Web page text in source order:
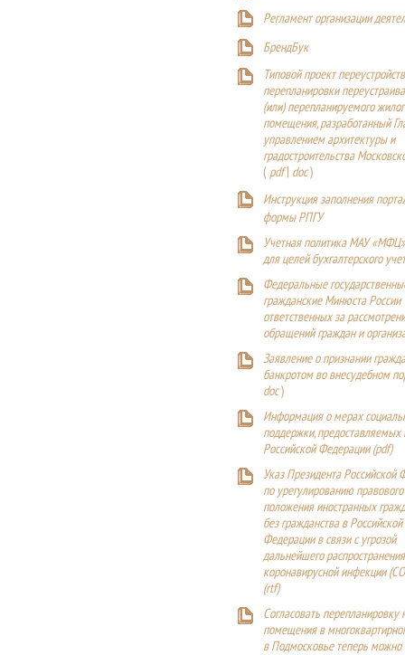
Регламент организации
БрендБук
Типовой проект
перепланировки
(или) перепланируемого
помещения, разработанный
управлением архитектуры и
градостроительства
(pdf| doc)
Инструкция заполнения
формы РПГУ
Учетная политика МАУ
для целей бухгалтерского
Федеральные
гражданские Минюста России
ответственных за
обращений граждан и
Заявление о признании
банкротом во внесудебном
doc)
Информация о мерах
поддержки,
Российской Федерации (pdf)
Указ Президента Российской
по урегулированию правового
положения иностранных
без гражданства в Российской
Федерации в связи с угрозой
дальнейшего
коронавирусной инфекции
(rtf)
Согласовать перепланировку
помещения в
в Подмосковье теперь можно